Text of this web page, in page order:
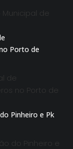
de
de
no Porto de
do Pinheiro e